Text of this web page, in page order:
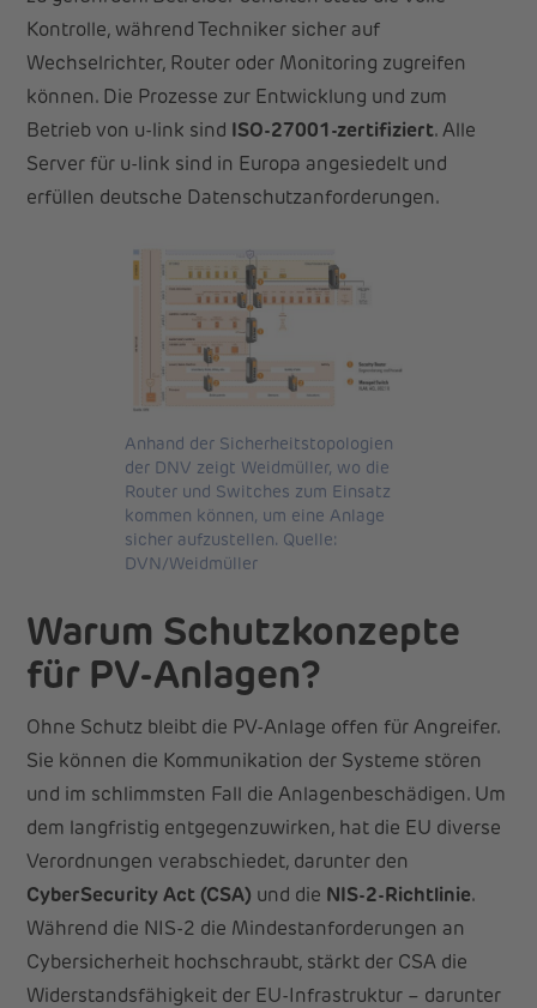
Kontrolle, während Techniker sicher auf
Wechselrichter, Router oder Monitoring zugreifen
können. Die Prozesse zur Entwicklung und zum
Betrieb von u-link sind ISO-27001-zertifiziert. Alle
Server für u-link sind in Europa angesiedelt und
erfüllen deutsche Datenschutzanforderungen.
Anhand der Sicherheitstopologien
der DNV zeigt Weidmüller, wo die
Router und Switches zum Einsatz
kommen können, um eine Anlage
sicher aufzustellen. Quelle:
DVN/Weidmüller
Warum Schutzkonzepte
für PV-Anlagen?
Ohne Schutz bleibt die PV-Anlage offen für Angreifer.
Sie können die Kommunikation der Systeme stören
und im schlimmsten Fall die Anlagenbeschädigen. Um
dem langfristig entgegenzuwirken, hat die EU diverse
Verordnungen verabschiedet, darunter den
CyberSecurity Act (CSA) und die NIS-2-Richtlinie.
Während die NIS-2 die Mindestanforderungen an
Cybersicherheit hochschraubt, stärkt der CSA die
Widerstandsfähigkeit der EU-Infrastruktur – darunter